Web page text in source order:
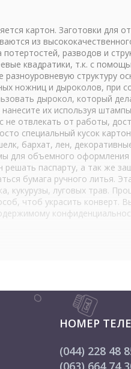
картон. Заготовки
из
разводов и
квадратики, т.к. с
структуру
ножниц и дыроколов, при
дырокол, который
их используя
отвлекать от работы,
специальный кусок
бархат, лен,
объемного оформления
паспарту, а так же
бумага ручного литья.
кукурузы, луговых трав.
чтоб украсить конверт.
НОМЕР
(044) 228 48
(063) 664 74